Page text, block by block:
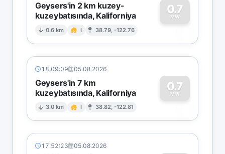
Geysers'in 2 km kuzey-
kuzeybatısında, Kaliforniya
0.6 km I 38.79, -122.76
0.7
MW
0
18:09:09 05.08.2026
Geysers'in 7 km
kuzeybatısında, Kaliforniya
3.0 km I 38.82, -122.81
0.7
MW
0
17:52:23 05.08.2026